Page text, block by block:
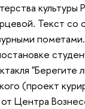
Текст со
"Берегите
(проект
Центра